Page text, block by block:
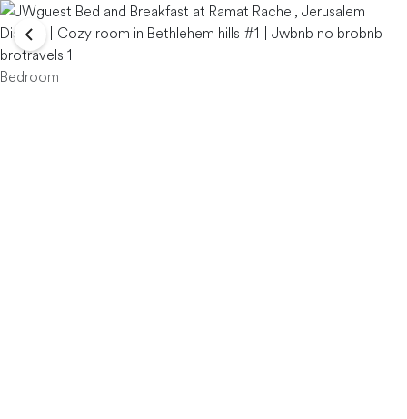
Bedroom